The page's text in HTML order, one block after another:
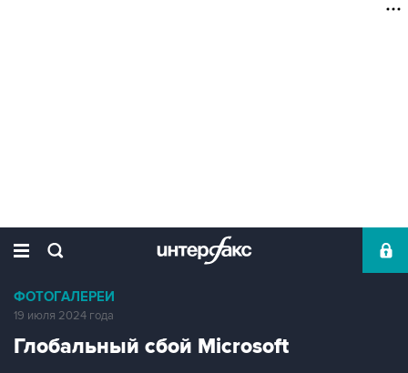
ФОТОГАЛЕРЕИ
19 июля 2024 года
Глобальный сбой Microsoft